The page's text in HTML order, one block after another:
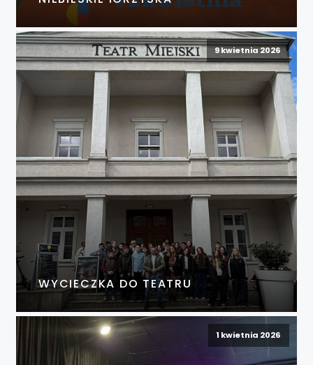
9 kwietnia 2026
WYCIECZKA DO TEATRU
1 kwietnia 2026